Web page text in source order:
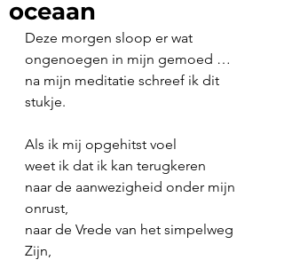
oceaan
Deze morgen sloop er wat
ongenoegen in mijn gemoed …
na mijn meditatie schreef ik dit
stukje.
Als ik mij opgehitst voel
weet ik dat ik kan terugkeren
naar de aanwezigheid onder mijn
onrust,
naar de Vrede van het simpelweg
Zijn,